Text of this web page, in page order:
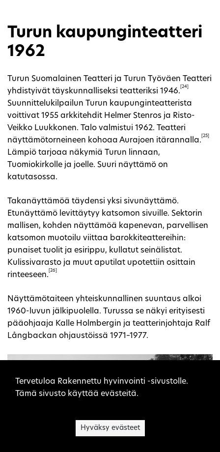
Turun kaupunginteatteri
1962
Turun Suomalainen Teatteri ja Turun Työväen Teatteri
yhdistyivät täyskunnalliseksi teatteriksi 1946.
[24]
Suunnittelukilpailun Turun kaupunginteatterista
voittivat 1955 arkkitehdit Helmer Stenros ja Risto-
Veikko Luukkonen. Talo valmistui 1962. Teatteri
näyttämötorneineen kohoaa Aurajoen itärannalla.
[25]
Lämpiö tarjoaa näkymiä Turun linnaan,
Tuomiokirkolle ja joelle. Suuri näyttämö on
katutasossa.
Takanäyttämöä täydensi yksi sivunäyttämö.
Etunäyttämö levittäytyy katsomon sivuille. Sektorin
mallisen, kohden näyttämöä kapenevan, parvellisen
katsomon muotoilu viittaa barokkiteattereihin:
punaiset tuolit ja esirippu, kullatut seinälistat.
Kulissivarasto ja muut aputilat upotettiin osittain
rinteeseen.
[26]
Näyttämötaiteen yhteiskunnallinen suuntaus alkoi
1960-luvun jälkipuolella. Turussa se näkyi erityisesti
pääohjaaja Kalle Holmbergin ja teatterinjohtaja Ralf
Långbackan ohjaustöissä 1971–1977.
Sivuston evästeet
Tervetuloa Rakennettu hyvinvointi -sivustolle.
Tämä sivusto käyttää evästeitä.
Hyväksy evästeet